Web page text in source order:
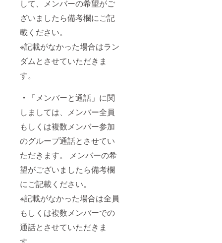
して、メンバーの希望がご
ざいましたら備考欄にご記
載ください。
※記載がなかった場合はラン
ダムとさせていただきま
す。
・
「メンバーと通話」に関
しましては、メンバー全員
もしくは複数メンバー参加
のグループ通話とさせてい
ただきます。 メンバーの希
望がございましたら備考欄
にご記載ください。
※記載がなかった場合は全員
もしくは複数メンバーでの
通話とさせていただきま